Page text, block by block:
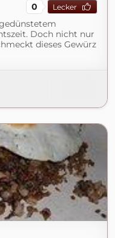
0 Lecker
Doch nicht nur
dieses Gewürz